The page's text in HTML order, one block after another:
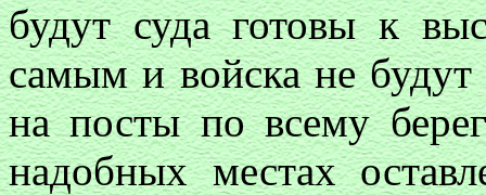
будут суда готовы к
самым и войска не будут
на посты по всему
надобных местах